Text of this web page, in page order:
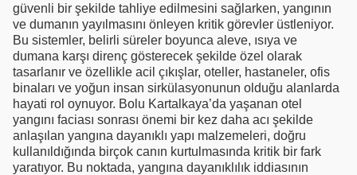
güvenli bir şekilde tahliye edilmesini sağlarken, yangının
ve dumanın yayılmasını önleyen kritik görevler üstleniyor.
Bu sistemler, belirli süreler boyunca aleve, ısıya ve
dumana karşı direnç gösterecek şekilde özel olarak
tasarlanır ve özellikle acil çıkışlar, oteller, hastaneler, ofis
binaları ve yoğun insan sirkülasyonunun olduğu alanlarda
hayati rol oynuyor. Bolu Kartalkaya’da yaşanan otel
yangını faciası sonrası önemi bir kez daha acı şekilde
anlaşılan yangına dayanıklı yapı malzemeleri, doğru
kullanıldığında birçok canın kurtulmasında kritik bir fark
yaratıyor. Bu noktada, yangına dayanıklılık iddiasının